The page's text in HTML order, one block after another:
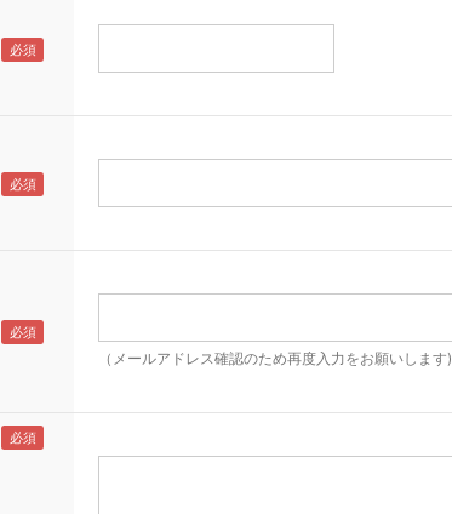
（メールアドレス確認のため再度入力をお願いします)